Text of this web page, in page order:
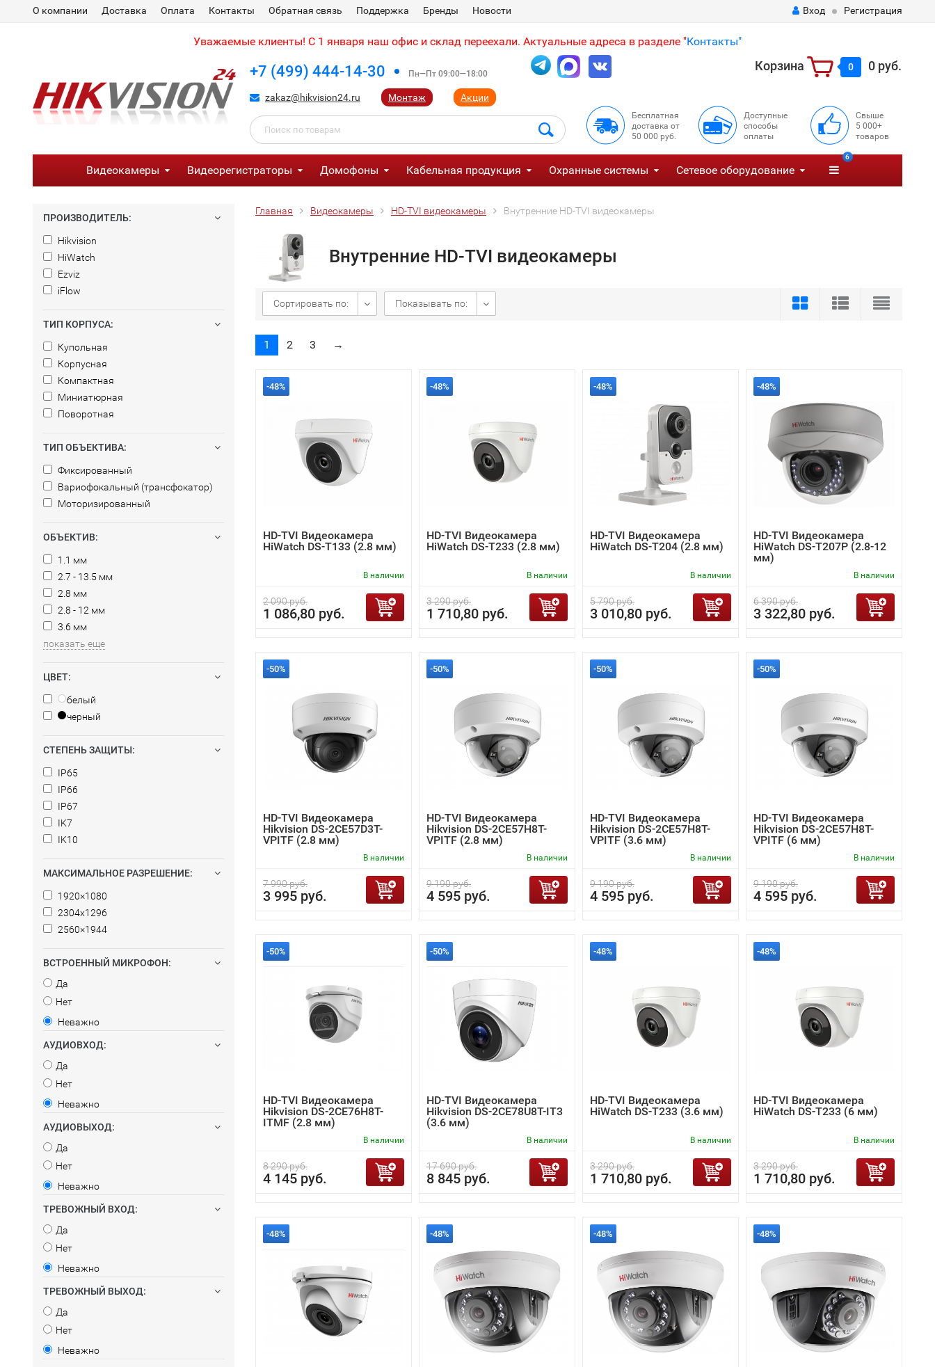
О компании Доставка Оплата Контакты Обратная связь Поддержка Бренды Новости Вход Регистрация
Уважаемые клиенты! С 1 января наш офис и склад переехали. Актуальные адреса в разделе "Контакты"
+7 (499) 444-14-30 Пн—Пт 09:00—18:00
zakaz@hikvision24.ru Монтаж Акции
Корзина 0 0 руб.
Бесплатная
доставка от
50 000 руб.
Доступные
способы
оплаты
Свыше
5 000+
товаров
Видеокамеры Видеорегистраторы Домофоны Кабельная продукция Охранные системы Сетевое оборудование
6
ПРОИЗВОДИТЕЛЬ:
Hikvision
HiWatch
Ezviz
iFlow
ТИП КОРПУСА:
Купольная
Корпусная
Компактная
Миниатюрная
Поворотная
ТИП ОБЪЕКТИВА:
Фиксированный
Вариофокальный (трансфокатор)
Моторизированный
ОБЪЕКТИВ:
1.1 мм
2.7 - 13.5 мм
2.8 мм
2.8 - 12 мм
3.6 мм
показать еще
ЦВЕТ:
белый
черный
СТЕПЕНЬ ЗАЩИТЫ:
IP65
IP66
IP67
IK7
IK10
МАКСИМАЛЬНОЕ РАЗРЕШЕНИЕ:
1920×1080
2304x1296
2560×1944
ВСТРОЕННЫЙ МИКРОФОН:
Да
Нет
Неважно
АУДИОВХОД:
Да
Нет
Неважно
АУДИОВЫХОД:
Да
Нет
Неважно
ТРЕВОЖНЫЙ ВХОД:
Да
Нет
Неважно
ТРЕВОЖНЫЙ ВЫХОД:
Да
Нет
Неважно
Главная Видеокамеры HD-TVI видеокамеры Внутренние HD-TVI видеокамеры
Внутренние HD-TVI видеокамеры
Сортировать по: Показывать по:
1 2 3 →
-48%
HD-TVI Видеокамера
HiWatch DS-T133 (2.8 мм)
В наличии
2 090 руб.
1 086,80 руб.
-48%
HD-TVI Видеокамера
HiWatch DS-T233 (2.8 мм)
В наличии
3 290 руб.
1 710,80 руб.
-48%
HD-TVI Видеокамера
HiWatch DS-T204 (2.8 мм)
В наличии
5 790 руб.
3 010,80 руб.
-48%
HD-TVI Видеокамера
HiWatch DS-T207P (2.8-12
мм)
В наличии
6 390 руб.
3 322,80 руб.
-50%
HD-TVI Видеокамера
Hikvision DS-2CE57D3T-
VPITF (2.8 мм)
В наличии
7 990 руб.
3 995 руб.
-50%
HD-TVI Видеокамера
Hikvision DS-2CE57H8T-
VPITF (2.8 мм)
В наличии
9 190 руб.
4 595 руб.
-50%
HD-TVI Видеокамера
Hikvision DS-2CE57H8T-
VPITF (3.6 мм)
В наличии
9 190 руб.
4 595 руб.
-50%
HD-TVI Видеокамера
Hikvision DS-2CE57H8T-
VPITF (6 мм)
В наличии
9 190 руб.
4 595 руб.
-50%
HD-TVI Видеокамера
Hikvision DS-2CE76H8T-
ITMF (2.8 мм)
В наличии
8 290 руб.
4 145 руб.
-50%
HD-TVI Видеокамера
Hikvision DS-2CE78U8T-IT3
(3.6 мм)
В наличии
17 690 руб.
8 845 руб.
-48%
HD-TVI Видеокамера
HiWatch DS-T233 (3.6 мм)
В наличии
3 290 руб.
1 710,80 руб.
-48%
HD-TVI Видеокамера
HiWatch DS-T233 (6 мм)
В наличии
3 290 руб.
1 710,80 руб.
-48% -48% -48% -48%